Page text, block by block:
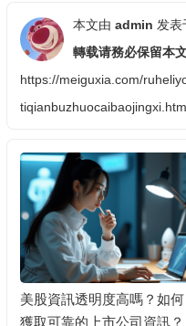
本文由 admin 发表
轉载请務必保留本
https://meiguxia.com/
美股資訊透明度高嗎？如何
獲取可靠的上市公司資訊？